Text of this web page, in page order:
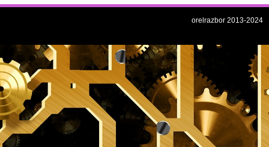
orelrazbor 2013-2024